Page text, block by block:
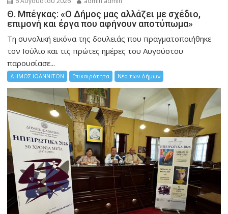
Θ. Μπέγκας: «Ο Δήμος μας αλλάζει με σχέδιο,
επιμονή και έργα που αφήνουν αποτύπωμα»
Τη συνολική εικόνα της δουλειάς που πραγματοποιήθηκε
τον Ιούλιο και τις πρώτες ημέρες του Αυγούστου
παρουσίασε...
ΔΗΜΟΣ ΙΩΑΝΝΙΤΩΝ Επικαιρότητα Νέα των Δήμων